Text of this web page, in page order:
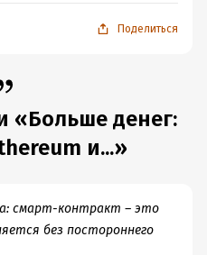
Поделиться
«Больше денег:
и...»
смарт-контракт – это
без постороннего